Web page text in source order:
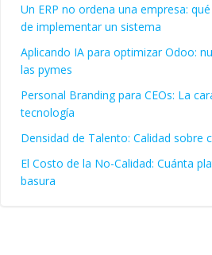
Un ERP no ordena una empresa:
de implementar un sistema
Aplicando IA para optimizar Odoo:
las pymes
Personal Branding para CEOs: La
tecnología
Densidad de Talento: Calidad sobre
El Costo de la No-Calidad: Cuánta
basura